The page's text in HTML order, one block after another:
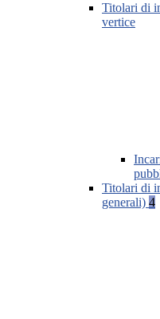
Titolari di
vertice
Titolari di
generali) 4